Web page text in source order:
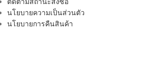
นโยบายความเป็นส่วนตัว
นโยบายการคืนสินค้า